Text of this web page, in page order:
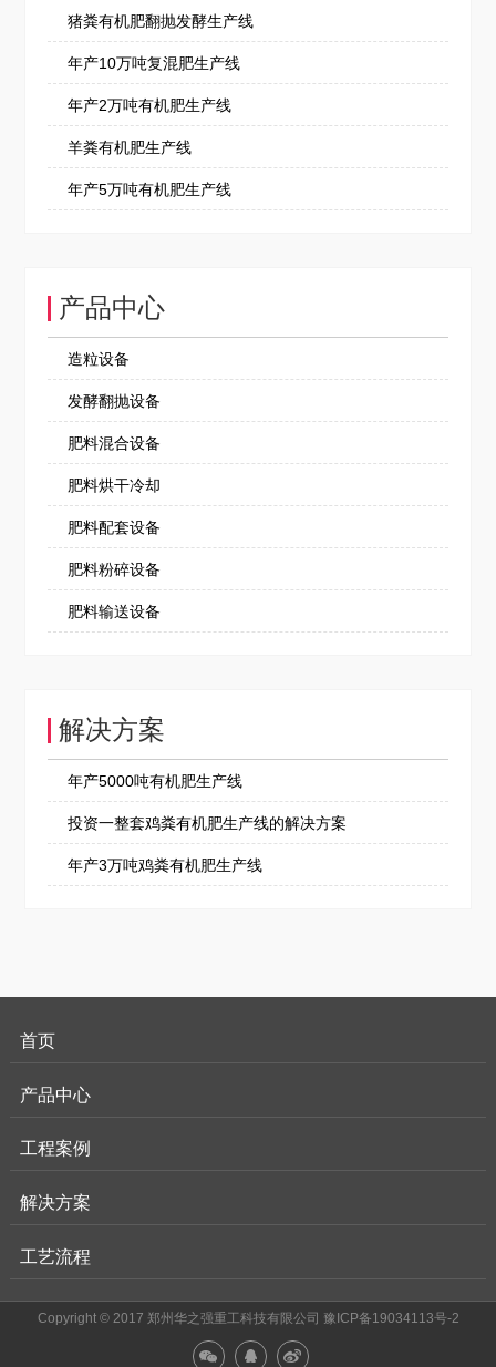
猪粪有机肥翻抛发酵生产线
年产10万吨复混肥生产线
年产2万吨有机肥生产线
羊粪有机肥生产线
年产5万吨有机肥生产线
产品中心
造粒设备
发酵翻抛设备
肥料混合设备
肥料烘干冷却
肥料配套设备
肥料粉碎设备
肥料输送设备
解决方案
年产5000吨有机肥生产线
投资一整套鸡粪有机肥生产线的解决方案
年产3万吨鸡粪有机肥生产线
首页
产品中心
工程案例
解决方案
工艺流程
Copyright © 2017 郑州华之强重工科技有限公司 豫ICP备19034113号-2